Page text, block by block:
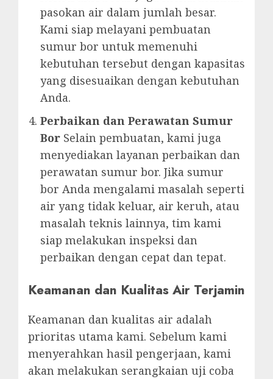
pasokan air dalam jumlah besar.
Kami siap melayani pembuatan
sumur bor untuk memenuhi
kebutuhan tersebut dengan kapasitas
yang disesuaikan dengan kebutuhan
Anda.
Perbaikan dan Perawatan Sumur
Bor Selain pembuatan, kami juga
menyediakan layanan perbaikan dan
perawatan sumur bor. Jika sumur
bor Anda mengalami masalah seperti
air yang tidak keluar, air keruh, atau
masalah teknis lainnya, tim kami
siap melakukan inspeksi dan
perbaikan dengan cepat dan tepat.
Keamanan dan Kualitas Air Terjamin
Keamanan dan kualitas air adalah
prioritas utama kami. Sebelum kami
menyerahkan hasil pengerjaan, kami
akan melakukan serangkaian uji coba